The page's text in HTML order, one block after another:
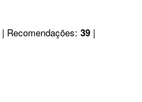
| Recomendações: 39 |